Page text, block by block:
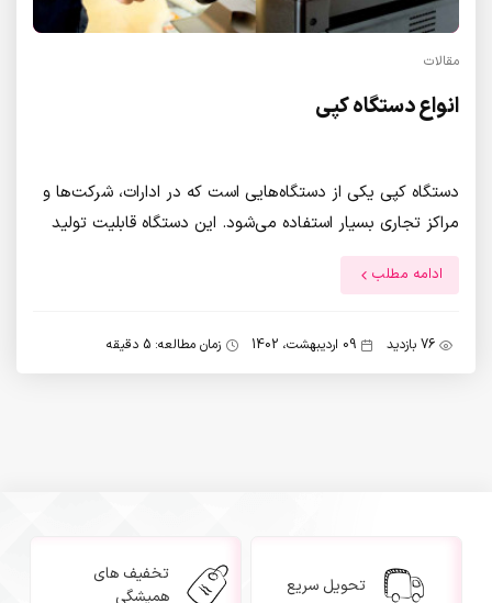
مقالات
انواع دستگاه کپی
دستگاه کپی یکی از دستگاه‌هایی است که در ادارات، شرکت‌ها و
مراکز تجاری بسیار استفاده می‌شود. این دستگاه قابلیت تولید
نسخه‌های تکراری از سند‌ها، اسناد و تصاویر را دارد. در این
مقاله، به بررسی انواع دستگاه کپی و ویژگی‌های آنها می‌پردازیم.
ادامه مطلب
76 بازدید 09 اردیبهشت، 1402 زمان مطالعه: 5 دقیقه
تحویل سریع
تخفیف های
همیشگی